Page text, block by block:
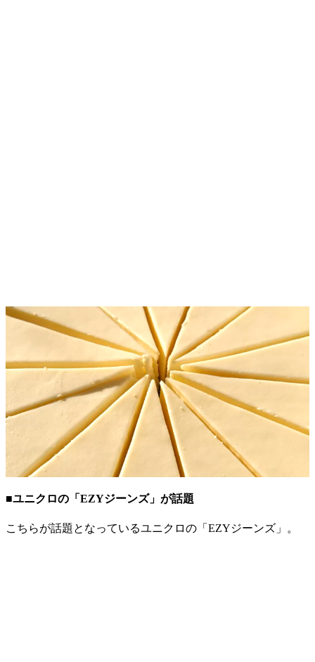
■ユニクロの「EZYジーンズ」が話題
こちらが話題となっているユニクロの「EZYジーンズ」。